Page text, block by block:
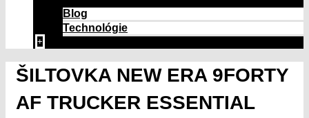
Blog
Technológie
+
ŠILTOVKA NEW ERA 9FORTY
AF TRUCKER ESSENTIAL